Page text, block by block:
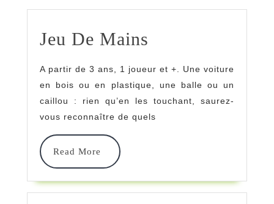
Jeu De Mains
Mains
A partir de 3 ans, 1 joueur et +. Une voiture
en bois ou en plastique, une balle ou un
caillou : rien qu’en les touchant, saurez-
vous reconnaître de quels
Read More
Read
More